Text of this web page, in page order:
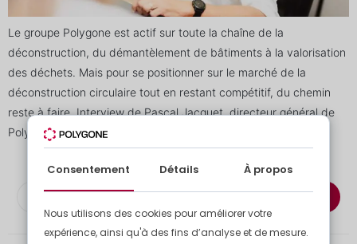
Le groupe Polygone est actif sur toute la chaîne de la
déconstruction, du démantèlement de bâtiments à la valorisation
des déchets. Mais pour se positionner sur le marché de la
déconstruction circulaire tout en restant compétitif, du chemin
reste à faire. Interview de Pascal Jacquet, directeur général de
Polygone Quel est le positionnement du groupe […]
Consentement Détails À propos
Nous utilisons des cookies pour améliorer votre
expérience, ainsi qu'à des fins d’analyse et de mesure.